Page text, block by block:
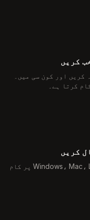
کریں
کریں اور کون سی میں۔
کرتا ہے۔
ایک کلک انسٹال۔ Windows، Mac، Linux، Android، iOS پر کام